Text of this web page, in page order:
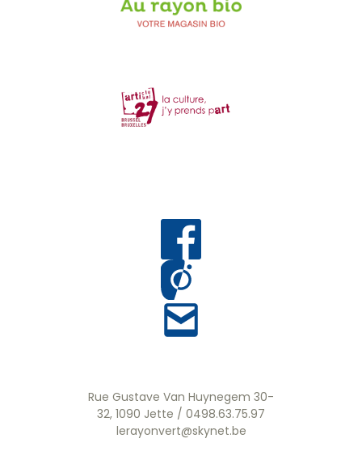
Rue Gustave Van Huynegem 30-
32, 1090 Jette / 0498.63.75.97
lerayonvert@skynet.be